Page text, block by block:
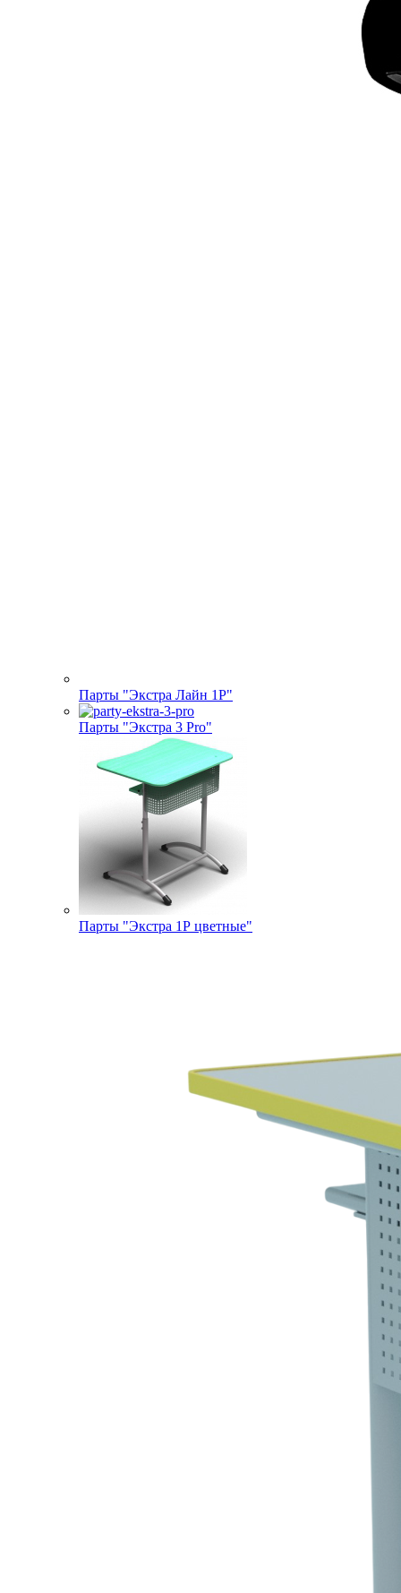
Парты "Экстра Лайн 1Р"
Парты "Экстра 3 Pro"
Парты "Экстра 1Р цветные"